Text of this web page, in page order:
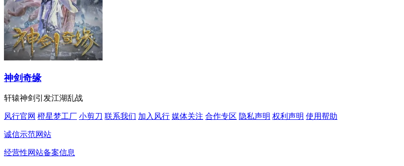
神剑奇缘
轩辕神剑引发江湖乱战
风行官网 橙星梦工厂 小剪刀 联系我们 加入风行 媒体关注 合作专区 隐私声明 权利声明 使用帮助
诚信示范网站
经营性网站备案信息